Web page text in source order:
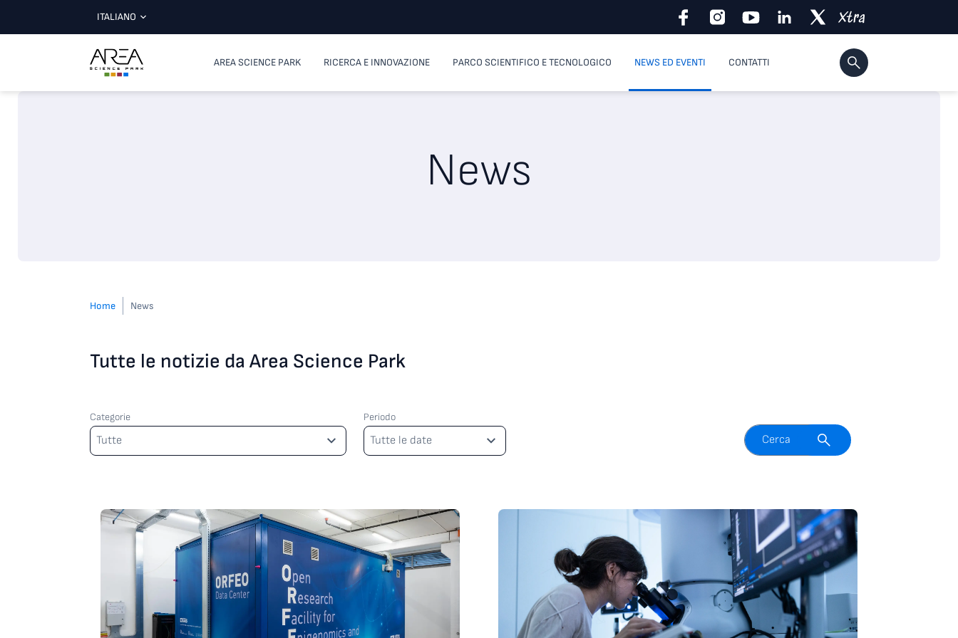
ITALIANO
AREA SCIENCE PARK RICERCA E INNOVAZIONE PARCO SCIENTIFICO E TECNOLOGICO NEWS ED EVENTI CONTATTI
News
Home News
Tutte le notizie da Area Science Park
Categorie
Categorie
Tutte
Periodo
Periodo
Tutte le date
Attiva il campo di ricercaCerca